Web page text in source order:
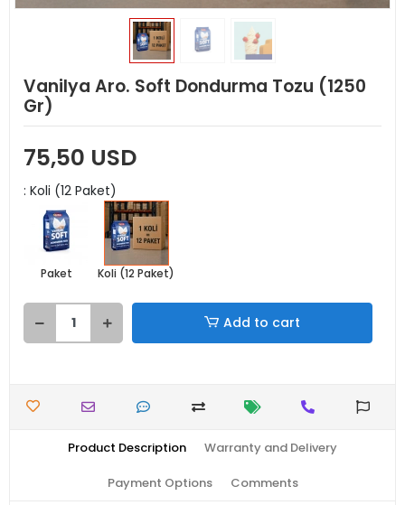
Vanilya Aro. Soft Dondurma Tozu (1250
Gr)
75,50 USD
: Koli (12 Paket)
Paket Koli (12 Paket)
Add to cart
Product Description Warranty and Delivery
Payment Options Comments